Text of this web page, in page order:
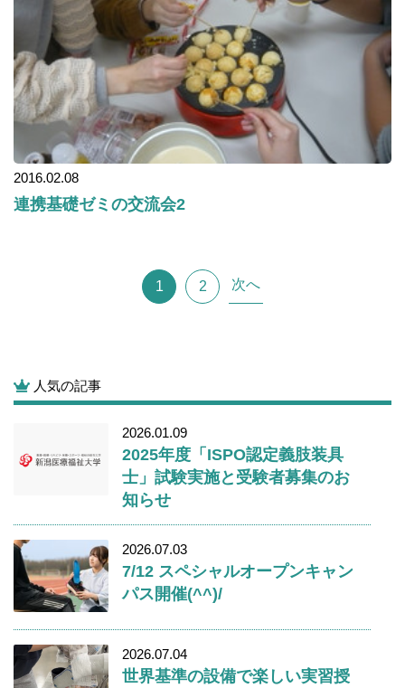
2016.02.08
連携基礎ゼミの交流会2
1 2 次へ
人気の記事
2026.01.09
2025年度「ISPO認定義肢装具
士」試験実施と受験者募集のお
知らせ
2026.07.03
7/12 スペシャルオープンキャン
パス開催(^^)/
2026.07.04
世界基準の設備で楽しい実習授